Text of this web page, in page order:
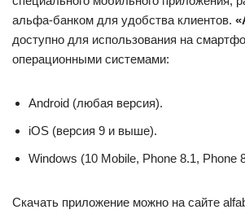
альфа-банком для удобства клиентов.
доступно для использования на
операционными системами:
Android (любая версия).
iOS (версия 9 и выше).
Windows (10 Mobile, Phone 8.1, Phone
Скачать приложение можно на сайте